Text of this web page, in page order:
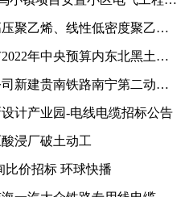
性低密度聚乙烯竞价-57591竞价公告
目施工第一标段工程农田输配电工程耐张线夹等询价采购:每日消息
所四电工程项目经理部变电专业(复合电缆支架)询价采购
计产业园-电线电缆招标公告
浸厂破土动工
比价招标 环球快播